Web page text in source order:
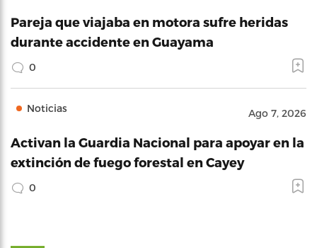
Pareja que viajaba en motora sufre heridas
durante accidente en Guayama
0
Noticias Ago 7, 2026
Activan la Guardia Nacional para apoyar en la
extinción de fuego forestal en Cayey
0